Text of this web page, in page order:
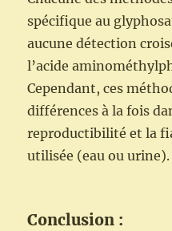
spécifique au
aucune détection
l’acide
Cependant, ces
différences à la fois
reproductibilité et la
utilisée (eau ou urine).
Conclusion :